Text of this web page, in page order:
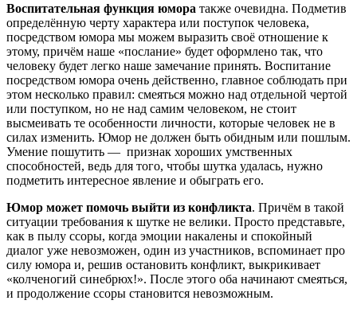
Воспитательная функция юмора также очевидна. Подметив
определённую черту характера или поступок человека,
посредством юмора мы можем выразить своё отношение к
этому, причём наше «послание» будет оформлено так, что
человеку будет легко наше замечание принять. Воспитание
посредством юмора очень действенно, главное соблюдать при
этом несколько правил: смеяться можно над отдельной чертой
или поступком, но не над самим человеком, не стоит
высмеивать те особенности личности, которые человек не в
силах изменить. Юмор не должен быть обидным или пошлым.
Умение пошутить — признак хороших умственных
способностей, ведь для того, чтобы шутка удалась, нужно
подметить интересное явление и обыграть его.
Юмор может помочь выйти из конфликта. Причём в такой
ситуации требования к шутке не велики. Просто представьте,
как в пылу ссоры, когда эмоции накалены и спокойный
диалог уже невозможен, один из участников, вспоминает про
силу юмора и, решив остановить конфликт, выкрикивает
«колченогий синебрюх!». После этого оба начинают смеяться,
и продолжение ссоры становится невозможным.